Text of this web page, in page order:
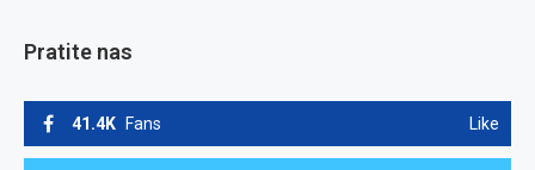
Pratite nas
41.4K Fans Like